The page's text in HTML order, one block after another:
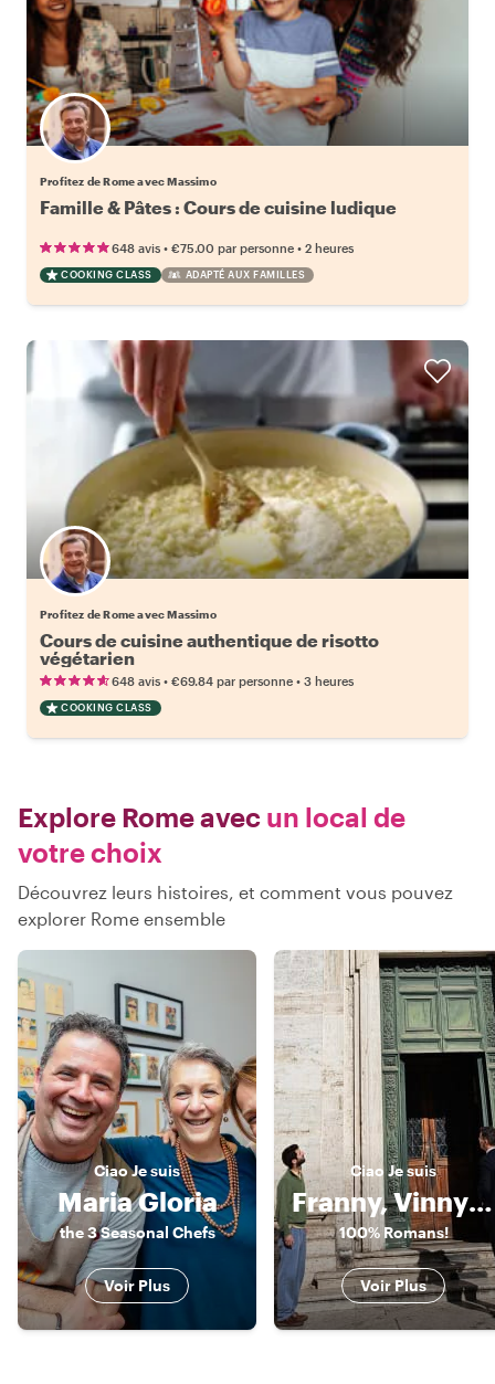
Profitez de Rome avec Massimo
Famille & Pâtes : Cours de cuisine ludique
648 avis • €75.00 par personne • 2 heures
COOKING CLASS ADAPTÉ AUX FAMILLES
Profitez de Rome avec Massimo
Cours de cuisine authentique de risotto
végétarien
648 avis • €69.84 par personne • 3 heures
COOKING CLASS
Explore Rome avec un local de
votre choix
Découvrez leurs histoires, et comment vous pouvez
explorer Rome ensemble
CiaoJe suis
Maria Gloria
the 3 Seasonal Chefs
Voir Plus
CiaoJe suis
Franny, Vinny & Nuel
100% Romans!
Voir Plus